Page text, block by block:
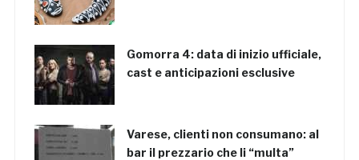
Gomorra 4: data di inizio ufficiale,
cast e anticipazioni esclusive
Varese, clienti non consumano: al
bar il prezzario che li “multa”